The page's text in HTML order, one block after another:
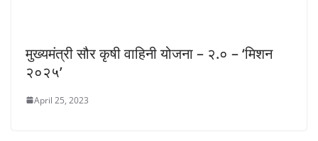
मुख्यमंत्री सौर कृषी वाहिनी योजना – २.० – ‘मिशन
२०२५’
April 25, 2023